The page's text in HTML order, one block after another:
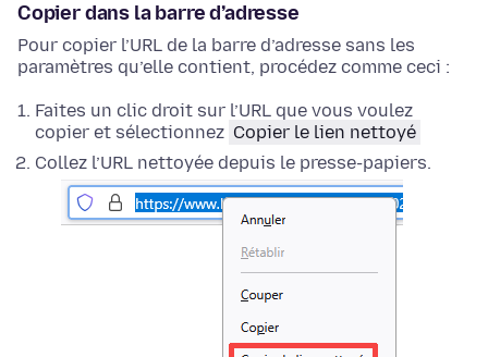
Copier dans la barre d’adresse
Pour copier l’URL de la barre d’adresse sans les
paramètres qu’elle contient, procédez comme ceci :
Faites un clic droit sur l’URL que vous voulez
copier et sélectionnez Copier le lien nettoyé
Collez l’URL nettoyée depuis le presse-papiers.